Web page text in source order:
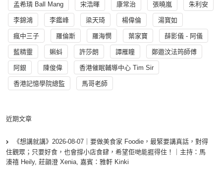
孟希璘 Ball Mang 宋浩暉 康常治 張曉嵐 朱利安
李錦鴻 李鑑峰 梁天琦 楊偉倫 湯寳如
瘋中三子 羅倫斯 羅海憫 葉家寶 薛影儀 - 阿儀
藍精靈 蝌蚪 許莎朗 譚雁瞳 鄭遨汶法筠師傅
阿銀 陳俊偉 香港催眠輔導中心 Tim Sir
香港記憶學院總監 馬哥老師
近期文章
《想講就講》2026-08-07｜要做美食家 Foodie，最緊要講真話，對得
住觀眾；只要好食，也會撐小店食肆，希望佢哋能捱得住！｜主持：馬
溱禧 Heily, 莊韻澄 Xenia, 嘉賓：雅軒 Kinki